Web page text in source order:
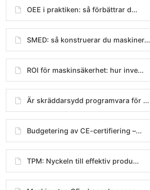
OEE i praktiken: så förbättrar d...
SMED: så konstruerar du maskiner...
ROI för maskinsäkerhet: hur inve...
Är skräddarsydd programvara för ...
Budgetering av CE-certifiering –...
TPM: Nyckeln till effektiv produ...